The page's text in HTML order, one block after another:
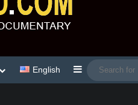
English Sidebar